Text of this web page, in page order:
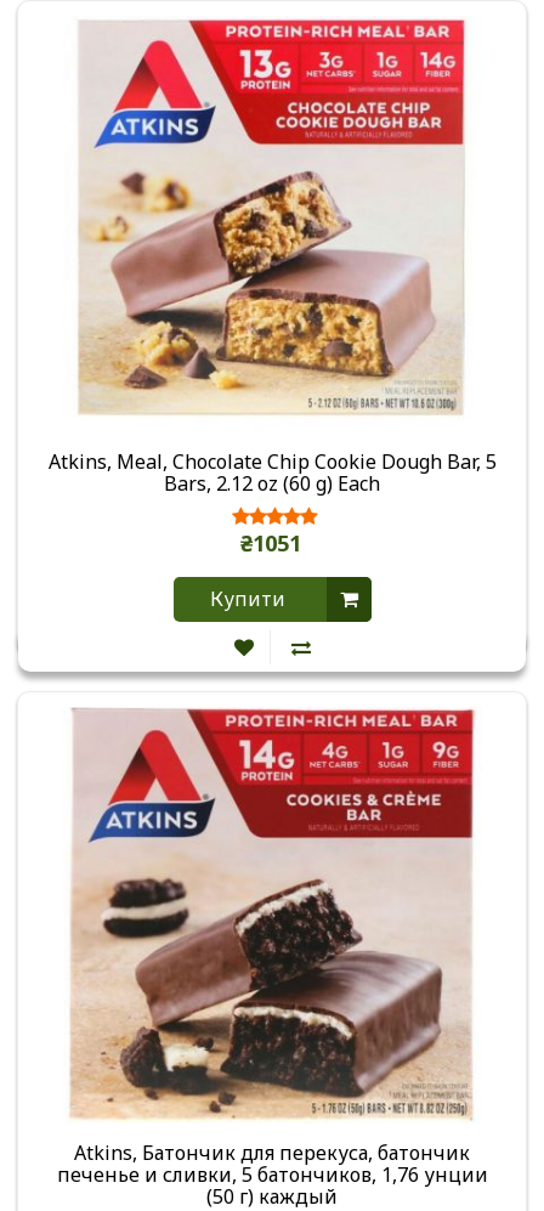
Atkins, Meal, Chocolate Chip Cookie Dough Bar, 5
Bars, 2.12 oz (60 g) Each
₴1051
Купити
Atkins, Батончик для перекуса, батончик
печенье и сливки, 5 батончиков, 1,76 унции
(50 г) каждый